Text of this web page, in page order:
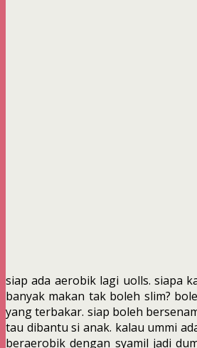
siap ada aerobik lagi uolls. siapa
banyak makan tak boleh slim?
yang terbakar. siap boleh
tau dibantu si anak. kalau ummi
beraerobik dengan syamil jadi